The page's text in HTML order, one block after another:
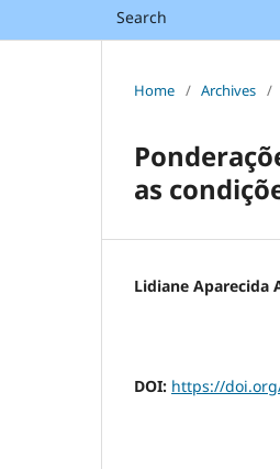
Search
Home / Archives /
as
Lidiane Aparecida
DOI: https://